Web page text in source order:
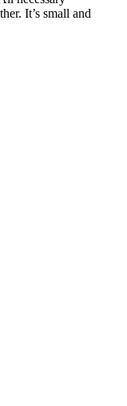
It’s small and